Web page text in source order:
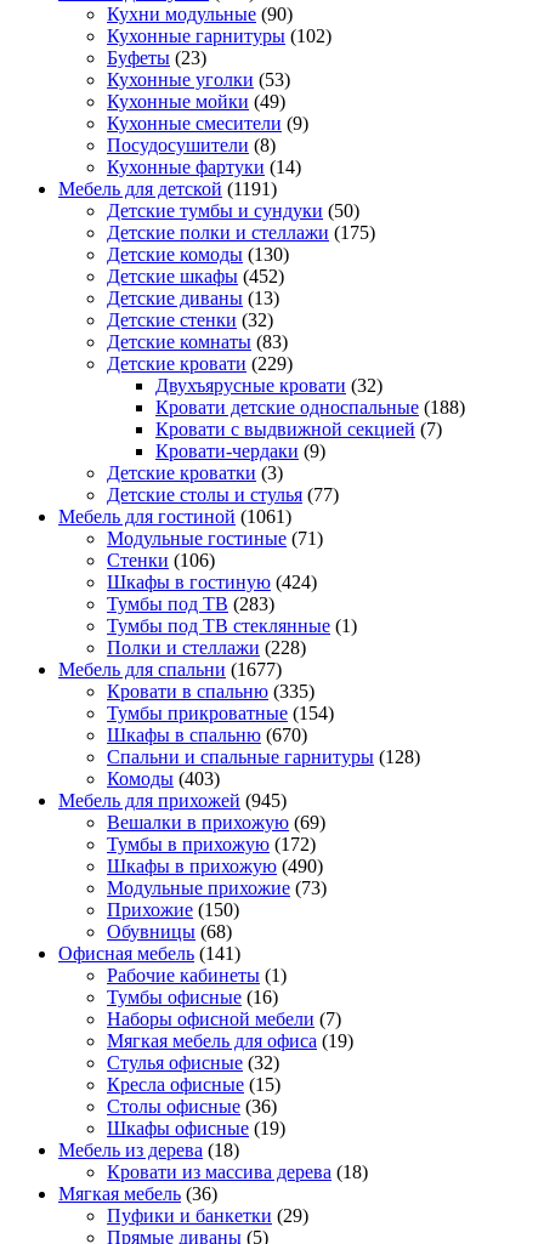
Кухни модульные (90)
Кухонные гарнитуры (102)
Буфеты (23)
Кухонные уголки (53)
Кухонные мойки (49)
Кухонные смесители (9)
Посудосушители (8)
Кухонные фартуки (14)
Мебель для детской (1191)
Детские тумбы и сундуки (50)
Детские полки и стеллажи (175)
Детские комоды (130)
Детские шкафы (452)
Детские диваны (13)
Детские стенки (32)
Детские комнаты (83)
Детские кровати (229)
Двухъярусные кровати (32)
Кровати детские односпальные (188)
Кровати с выдвижной секцией (7)
Кровати-чердаки (9)
Детские кроватки (3)
Детские столы и стулья (77)
Мебель для гостиной (1061)
Модульные гостиные (71)
Стенки (106)
Шкафы в гостиную (424)
Тумбы под ТВ (283)
Тумбы под ТВ стеклянные (1)
Полки и стеллажи (228)
Мебель для спальни (1677)
Кровати в спальню (335)
Тумбы прикроватные (154)
Шкафы в спальню (670)
Спальни и спальные гарнитуры (128)
Комоды (403)
Мебель для прихожей (945)
Вешалки в прихожую (69)
Тумбы в прихожую (172)
Шкафы в прихожую (490)
Модульные прихожие (73)
Прихожие (150)
Обувницы (68)
Офисная мебель (141)
Рабочие кабинеты (1)
Тумбы офисные (16)
Наборы офисной мебели (7)
Мягкая мебель для офиса (19)
Стулья офисные (32)
Кресла офисные (15)
Столы офисные (36)
Шкафы офисные (19)
Мебель из дерева (18)
Кровати из массива дерева (18)
Мягкая мебель (36)
Пуфики и банкетки (29)
Прямые диваны (5)